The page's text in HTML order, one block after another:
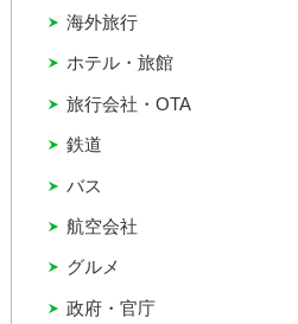
グルメ
バス
ホテル・旅館
政府・官庁
旅行会社・OTA
海外旅行
航空会社
鉄道